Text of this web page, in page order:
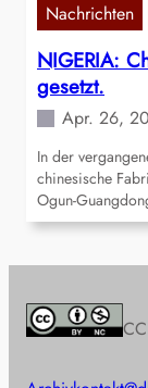
Nachrichten
NIGERIA:
gesetzt.
Apr. 26,
In der
chinesische
Ogun-